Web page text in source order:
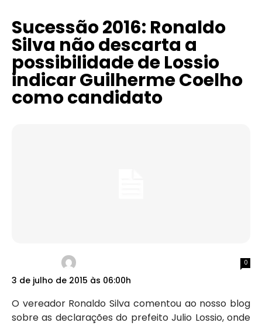
Sucessão 2016: Ronaldo
Silva não descarta a
possibilidade de Lossio
indicar Guilherme Coelho
como candidato
3 de julho de 2015 às 06:00h
0
O vereador Ronaldo Silva comentou ao nosso blog
sobre as declarações do prefeito Julio Lossio, onde